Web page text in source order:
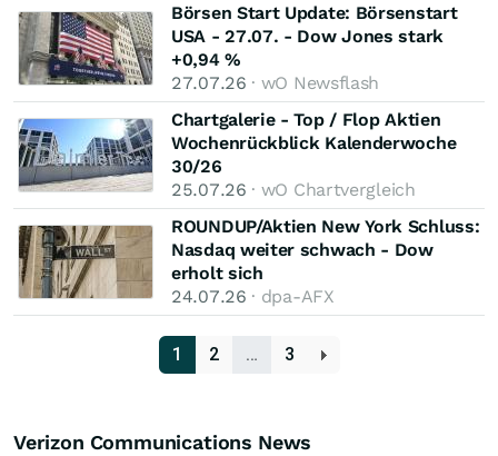
Börsen Start Update: Börsenstart
USA - 27.07. - Dow Jones stark
+0,94 %
27.07.26 · wO Newsflash
Chartgalerie - Top / Flop Aktien
Wochenrückblick Kalenderwoche
30/26
25.07.26 · wO Chartvergleich
ROUNDUP/Aktien New York Schluss:
Nasdaq weiter schwach - Dow
erholt sich
24.07.26 · dpa-AFX
1 2 … 3
Verizon Communications News